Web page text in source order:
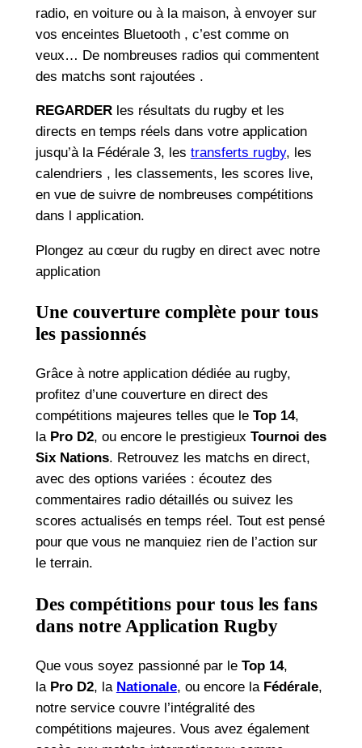
radio, en voiture ou à la maison, à envoyer sur
vos enceintes Bluetooth , c’est comme on
veux… De nombreuses radios qui commentent
des matchs sont rajoutées .
REGARDERles résultats du rugby et les
directs en temps réels dans votre application
jusqu’à la Fédérale 3, les transferts rugby, les
calendriers , les classements, les scores live,
en vue de suivre de nombreuses compétitions
dans l application.
Plongez au cœur du rugby en direct avec notre
application
Une couverture complète pour tous
les passionnés
Grâce à notre application dédiée au rugby,
profitez d’une couverture en direct des
compétitions majeures telles que le Top 14,
la Pro D2, ou encore le prestigieux Tournoi des
Six Nations. Retrouvez les matchs en direct,
avec des options variées : écoutez des
commentaires radio détaillés ou suivez les
scores actualisés en temps réel. Tout est pensé
pour que vous ne manquiez rien de l’action sur
le terrain.
Des compétitions pour tous les fans
dans notre Application Rugby
Que vous soyez passionné par le Top 14,
la Pro D2, la Nationale, ou encore la Fédérale,
notre service couvre l’intégralité des
compétitions majeures. Vous avez également